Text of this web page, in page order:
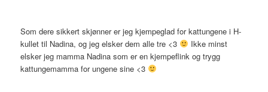
Som dere sikkert skjønner er jeg kjempeglad for kattungene i H-
kullet til Nadina, og jeg elsker dem alle tre <3
Ikke minst
elsker jeg mamma Nadina som er en kjempeflink og trygg
kattungemamma for ungene sine <3